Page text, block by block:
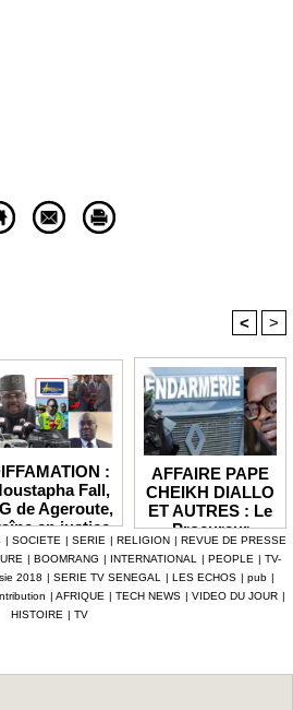
< >
:
Fall,
de Ageroute,
en justice
DRH Cheikh
Amet Tidiane
Thiam
AFFAIRE PAPE
CHEIKH DIALLO
ET AUTRES : Le
Procureur
interjette appel et
maintient en
prison ceux qui
ont été placés
| SOCIETE | SERIE | RELIGION | REVUE DE PRESSE
| BOOMRANG | INTERNATIONAL | PEOPLE | TV-
2018 | SERIE TV SENEGAL | LES ECHOS | pub |
| AFRIQUE | TECH NEWS | VIDEO DU JOUR |
HISTOIRE | TV